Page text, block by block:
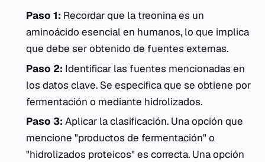
Paso 1: Recordar que la treonina es un
aminoácido esencial en humanos, lo que implica
que debe ser obtenido de fuentes externas.
Paso 2: Identificar las fuentes mencionadas en
los datos clave. Se especifica que se obtiene por
fermentación o mediante hidrolizados.
Paso 3: Aplicar la clasificación. Una opción que
mencione "productos de fermentación" o
"hidrolizados proteicos" es correcta. Una opción